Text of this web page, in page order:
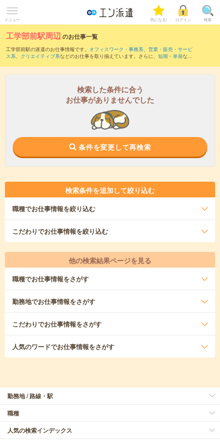
メニュー 気になる! ログイン 検索
工学部前駅周辺のお仕事一覧
工学部前駅の派遣のお仕事情報です。 オフィスワーク・事務系、 営業・販売・サービ
ス系、 クリエイティブ系などのお仕事を取り揃えています。さらに、 短期 ・ 単発など
また、鹿児島中央駅・谷山(指宿枕崎線)駅・谷山(鹿児島市電)駅・朝日通駅・五位野駅
検索した条件に合う
お仕事がありませんでした
条件を変更して再検索
検索条件を追加して絞り込む
職種でお仕事情報を絞り込む
こだわりでお仕事情報を絞り込む
他の検索結果ページを見る
職種でお仕事情報をさがす
勤務地でお仕事情報をさがす
こだわりでお仕事情報をさがす
人気のワードでお仕事情報をさがす
勤務地 / 路線・駅
職種
人気の検索インデックス